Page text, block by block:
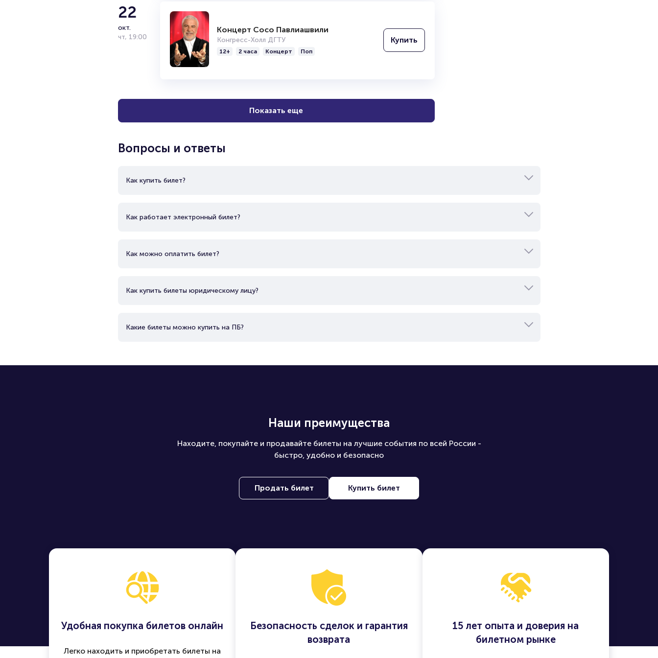
22
окт.
чт, 19:00
Концерт Сосо Павлиашвили
Конгресс-Холл ДГТУ
12+ 2 часа Концерт Поп
Купить
Показать еще
Вопросы и ответы
Как купить билет?
Как работает электронный билет?
Как можно оплатить билет?
Как купить билеты юридическому лицу?
Какие билеты можно купить на ПБ?
Наши преимущества
Находите, покупайте и продавайте билеты на лучшие события по всей России -
быстро, удобно и безопасно
Продать билет Купить билет
Удобная покупка билетов онлайн
Легко находить и приобретать билеты на
Безопасность сделок и гарантия
возврата
15 лет опыта и доверия на
билетном рынке